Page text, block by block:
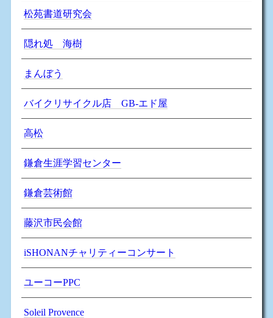
松苑書道研究会
隠れ処 海樹
まんぼう
バイクリサイクル店 GB-エド屋
高松
鎌倉生涯学習センター
鎌倉芸術館
藤沢市民会館
iSHONANチャリティーコンサート
ユーコーPPC
Soleil Provence